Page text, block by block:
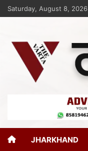
Saturday, August 8, 2026
The Varta
JHARKHAND